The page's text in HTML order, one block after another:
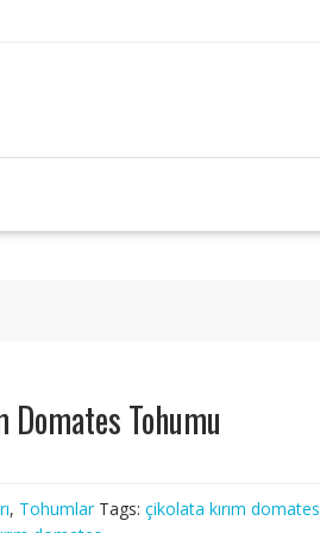
Domates Tohumu
, Tohumlar Tags: çikolata kırım domates